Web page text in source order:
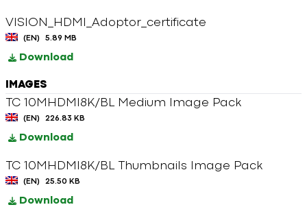
VISION_HDMI_Adoptor_certificate
(EN) 5.89 MB
Download
IMAGES
TC 10MHDMI8K/BL Medium Image Pack
(EN) 226.83 KB
Download
TC 10MHDMI8K/BL Thumbnails Image Pack
(EN) 25.50 KB
Download